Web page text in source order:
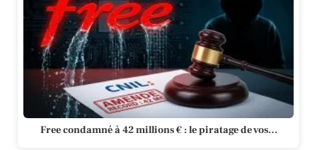
Free condamné à 42 millions € : le piratage de vos…